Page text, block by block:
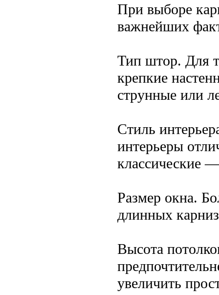
При выборе
важнейших
Тип штор. Для
крепкие
струнные или
Стиль
интерьеры
классические
Размер окна.
длинных
Высота
увеличить